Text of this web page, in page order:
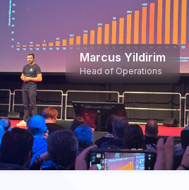
Marcus Yildirim
Head of Operations